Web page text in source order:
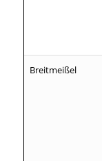
Breitmeißel